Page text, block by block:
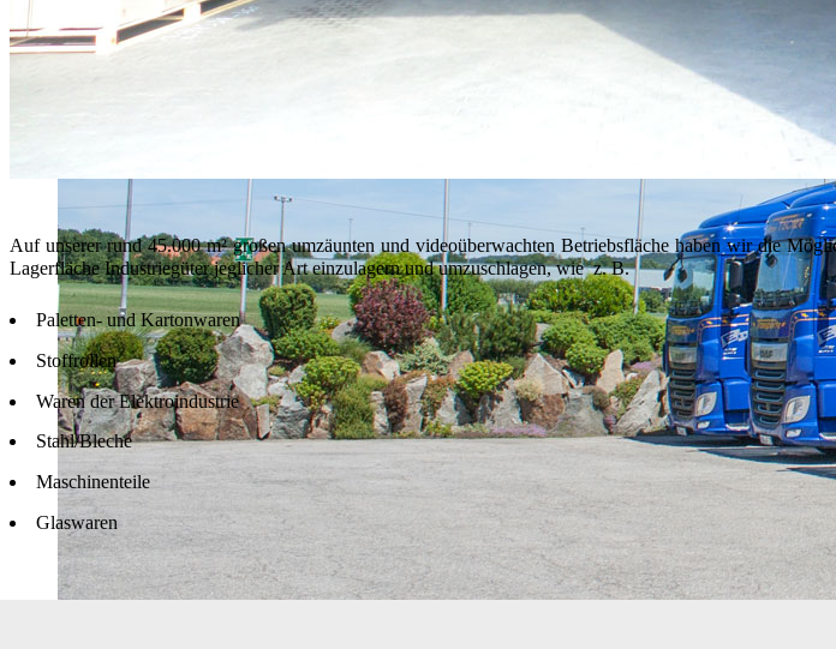
Auf unserer rund 45.000 m² großen umzäunten und videoüberwachten Betriebsfläche haben wir die
Lagerfläche Industriegüter jeglicher Art einzulagern und umzuschlagen, wie z. B.
Paletten- und Kartonwaren
Stoffrollen
Waren der Elektroindustrie
Stahl/Bleche
Maschinenteile
Glaswaren